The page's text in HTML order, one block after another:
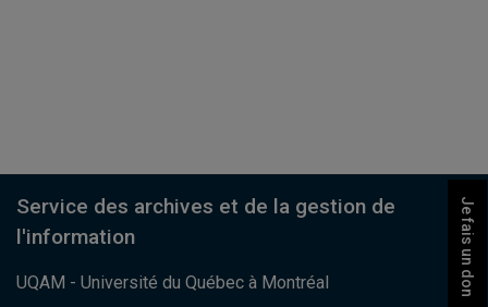
Je fais un don
UQAM - Université du Québec à Montréal
Service des archives et de la gestion de
l'information